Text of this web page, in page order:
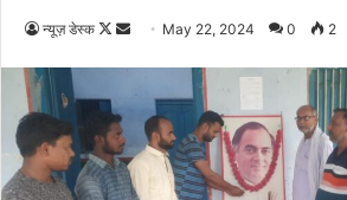
न्यूज़ डेस्क
Follow
Send May 22, 2024 0 2